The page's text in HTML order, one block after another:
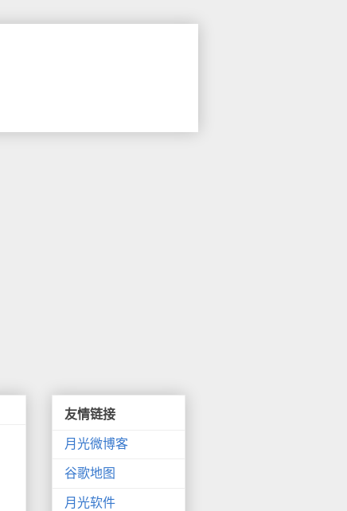
友情链接
月光微博客
谷歌地图
月光软件